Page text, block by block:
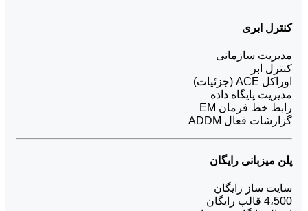
کنترل ابری
مدیریت سازمانی
کنترل ابر
اوراکل ACE (جزئیات)
مدیریت پایگاه داده
رابط خط فرمان EM
گزارشات فعال ADDM
پلن میزبانی رایگان
سایت ساز رایگان
4،500 قالب رایگان